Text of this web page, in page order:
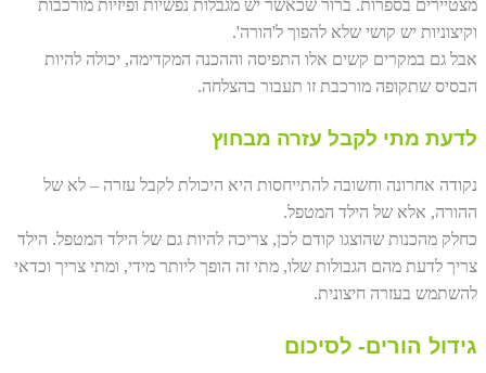
מצטיירים בספרות. ברור שכאשר יש מגבלות נפשיות ופיזיות מורכבות
וקיצוניות יש קושי שלא להפוך ל'הורה'.
אבל גם במקרים קשים אלו התפיסה וההכנה המקדימה, יכולה להיות
הבסיס שתקופה מורכבת זו תעבור בהצלחה.
לדעת מתי לקבל עזרה מבחוץ
נקודה אחרונה וחשובה להתייחסות היא היכולת לקבל עזרה – לא של
ההורה, אלא של הילד המטפל.
כחלק מהכנות שהוצגו קודם לכן, צריכה להיות גם של הילד המטפל. הילד
צריך לדעת מהם הגבולות שלו, מתי זה הופך ליותר מידי, ומתי צריך וכדאי
להשתמש בעזרה חיצונית.
גידול הורים- לסיכום